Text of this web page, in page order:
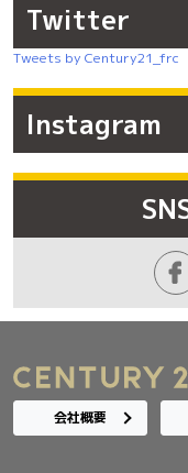
Twitter
Tweets by Century21_frc
Instagram
会社概要